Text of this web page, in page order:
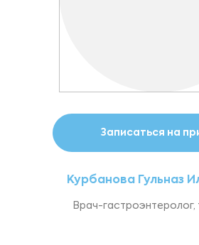
Записаться на
Курбанова Гульназ
Врач-гастроэнтеролог,